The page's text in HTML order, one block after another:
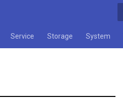
Service Storage System